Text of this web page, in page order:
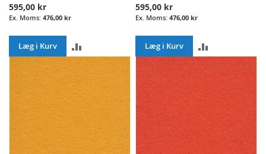
595,00 kr
476,00 kr
Læg i Kurv
595,00 kr
476,00 kr
Læg i Kurv